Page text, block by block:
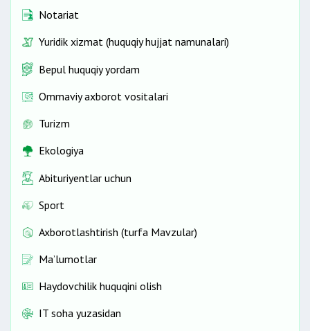
Notariat
Yuridik xizmat (huquqiy hujjat namunalari)
Bepul huquqiy yordam
Ommaviy axborot vositalari
Turizm
Ekologiya
Abituriyentlar uchun
Sport
Axborotlashtirish (turfa Mavzular)
Ma’lumotlar
Haydovchilik huquqini olish
IT soha yuzasidan